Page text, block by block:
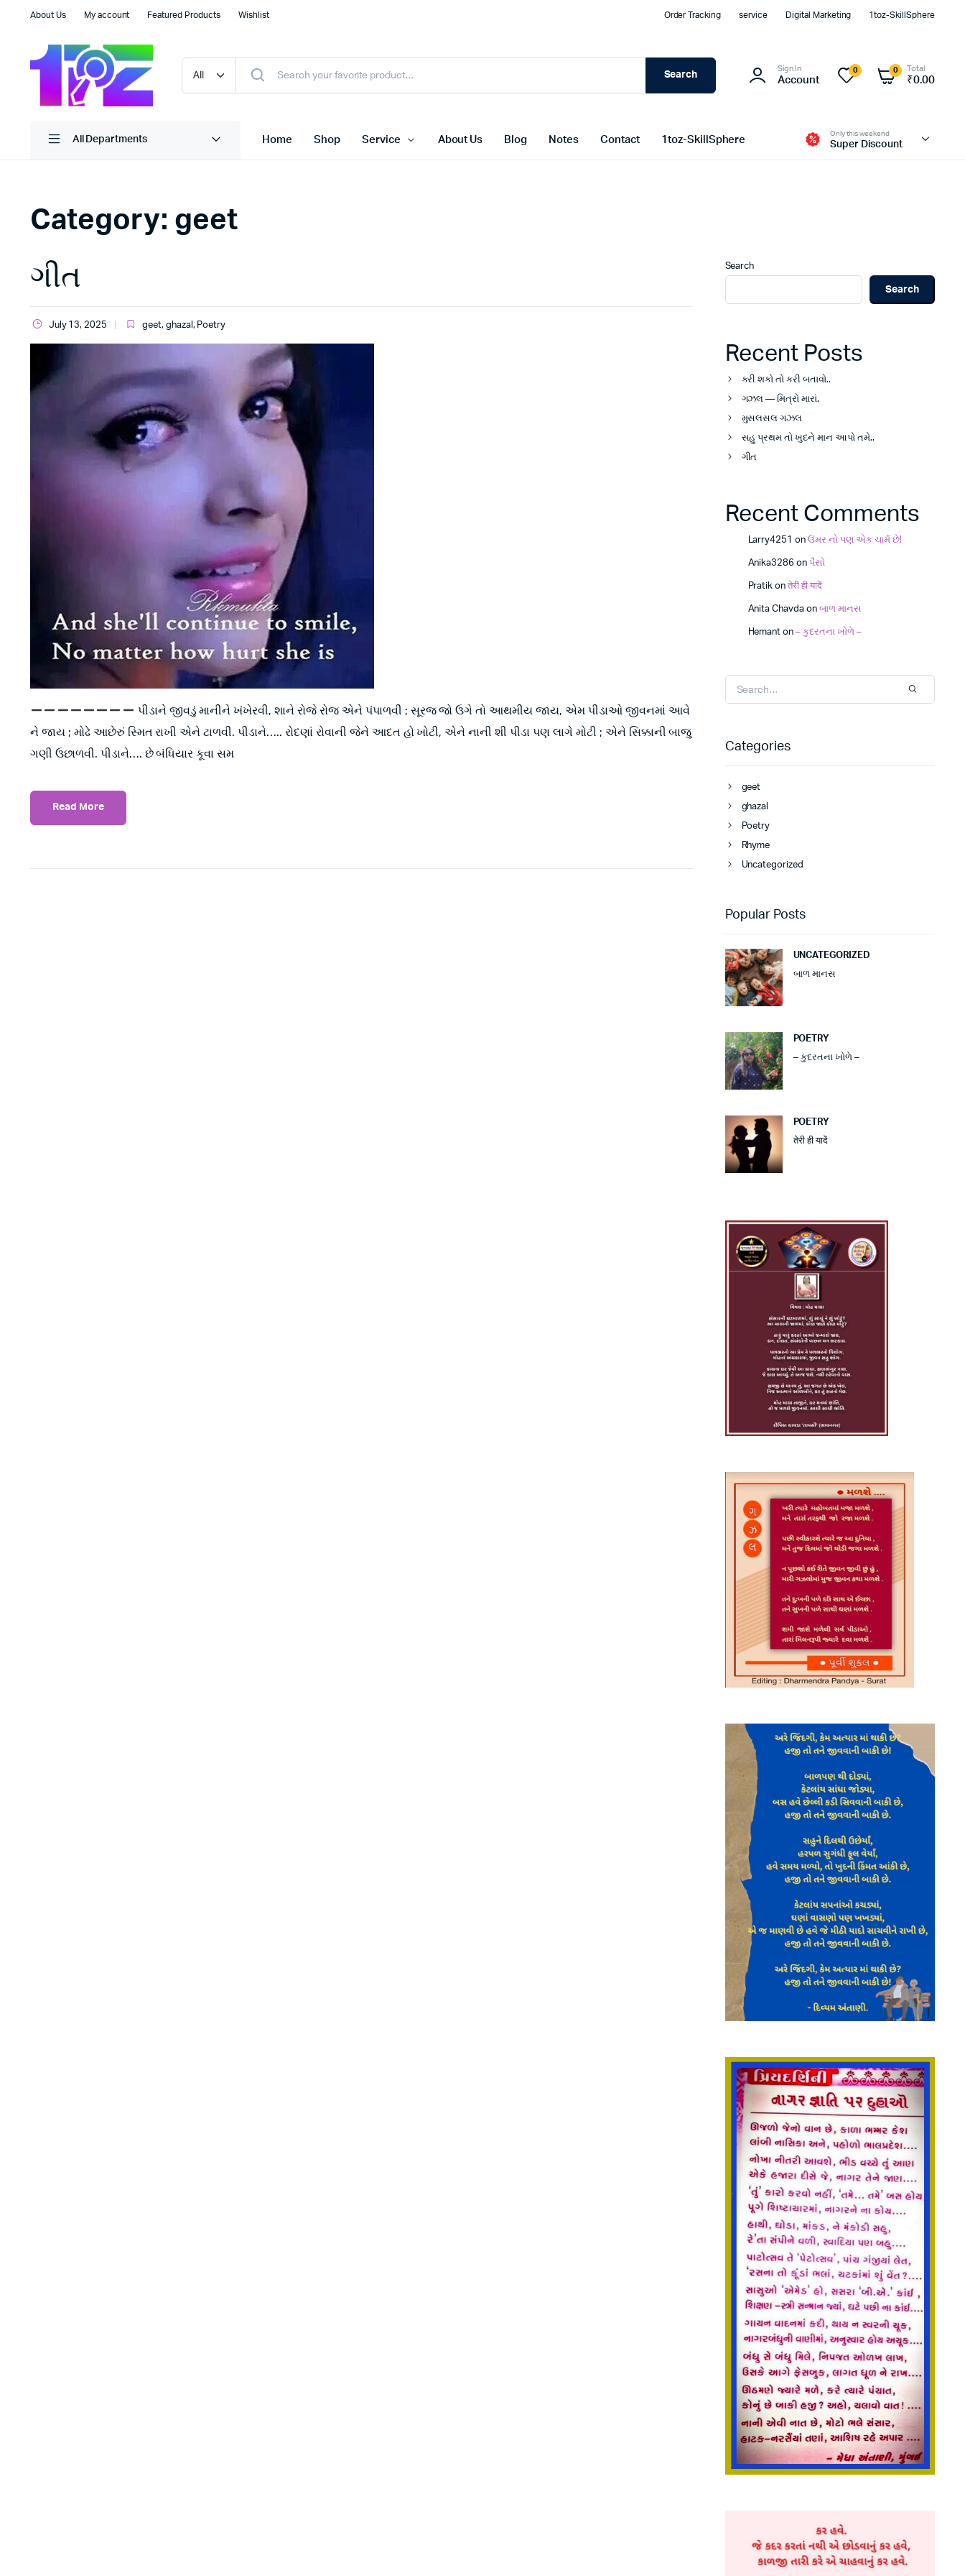
About Us My account Featured Products Wishlist Order Tracking service Digital Marketing 1toz-SkillSphere
Search
Sign In
Account
0 0 Total
₹0.00
All Departments Home Shop Service About Us Blog Notes Contact 1toz-SkillSphere
Only this weekend
Super Discount
Category: geet
ગીત
July 13, 2025 geet, ghazal , Poetry
પીડાને જીવડું માનીને ખંખેરવી, શાને રોજે રોજ એને પંપાળવી ; સૂરજ જો ઉગે તો આથમીય જાય, એમ પીડાઓ જીવનમાં આવે
ને જાય ; મોઢે આછેરું સ્મિત રાખી એને ટાળવી. પીડાને….. રોદણાં રોવાની જેને આદત હો ખોટી, એને નાની શી પીડા પણ લાગે મોટી ; એને સિક્કાની બાજુ
ગણી ઉછાળવી. પીડાને…. છે બંધિયાર કૂવા સમ
Read More
Search
Search
Recent Posts
કરી શકો તો કરી બતાવો..
ગઝલ — મિત્રો મારાં.
મુસલસલ ગઝલ
સહુ પ્રથમ તો ખુદને માન આપો તમે..
ગીત
Recent Comments
Larry4251 onઉંમર નો પણ એક ચાર્મ છે!
Anika3286 onપૈસો
Pratik onतेरी ही यादें
Anita Chavda onબાળ માનસ
Hemant on– કુદરતના ખોળે –
Categories
geet
ghazal
Poetry
Rhyme
Uncategorized
Popular Posts
UNCATEGORIZED
બાળ માનસ
POETRY
– કુદરતના ખોળે –
POETRY
तेरी ही यादें